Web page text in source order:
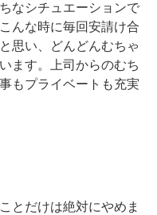
なシチュエーションで
んな時に毎回安請け合
思い、どんどんむちゃ
ます。上司からのむち
もプライベートも充実
とだけは絶対にやめま